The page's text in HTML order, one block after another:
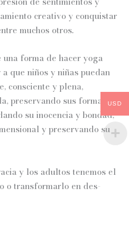
creativo y conquistar
muchos otros.
forma de hacer yoga
que niños y niñas puedan
consciente y plena,
preservando sus formas
su inocencia y bondad,
y preservando su
y los adultos tenemos el
o transformarlo en des-
USD